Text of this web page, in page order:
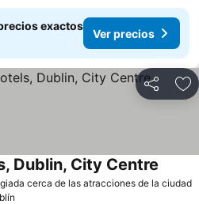
exactos
Ver precios
Compartir
cerca de las atracciones de la ciudad
Dublin, City Centre